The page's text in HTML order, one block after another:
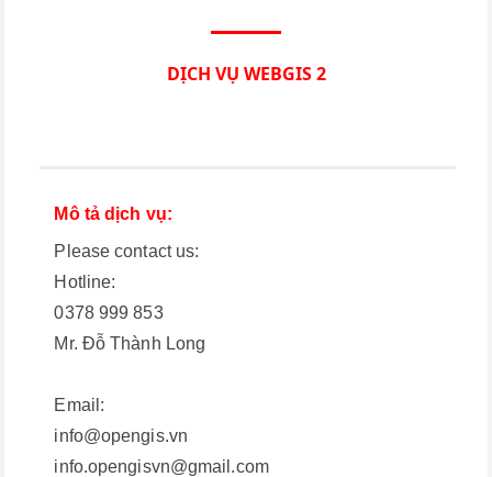
DỊCH VỤ WEBGIS 2
Mô tả dịch vụ:
Please contact us:
Hotline:
0378 999 853
Mr. Đỗ Thành Long
Email:
info@opengis.vn
info.opengisvn@gmail.com